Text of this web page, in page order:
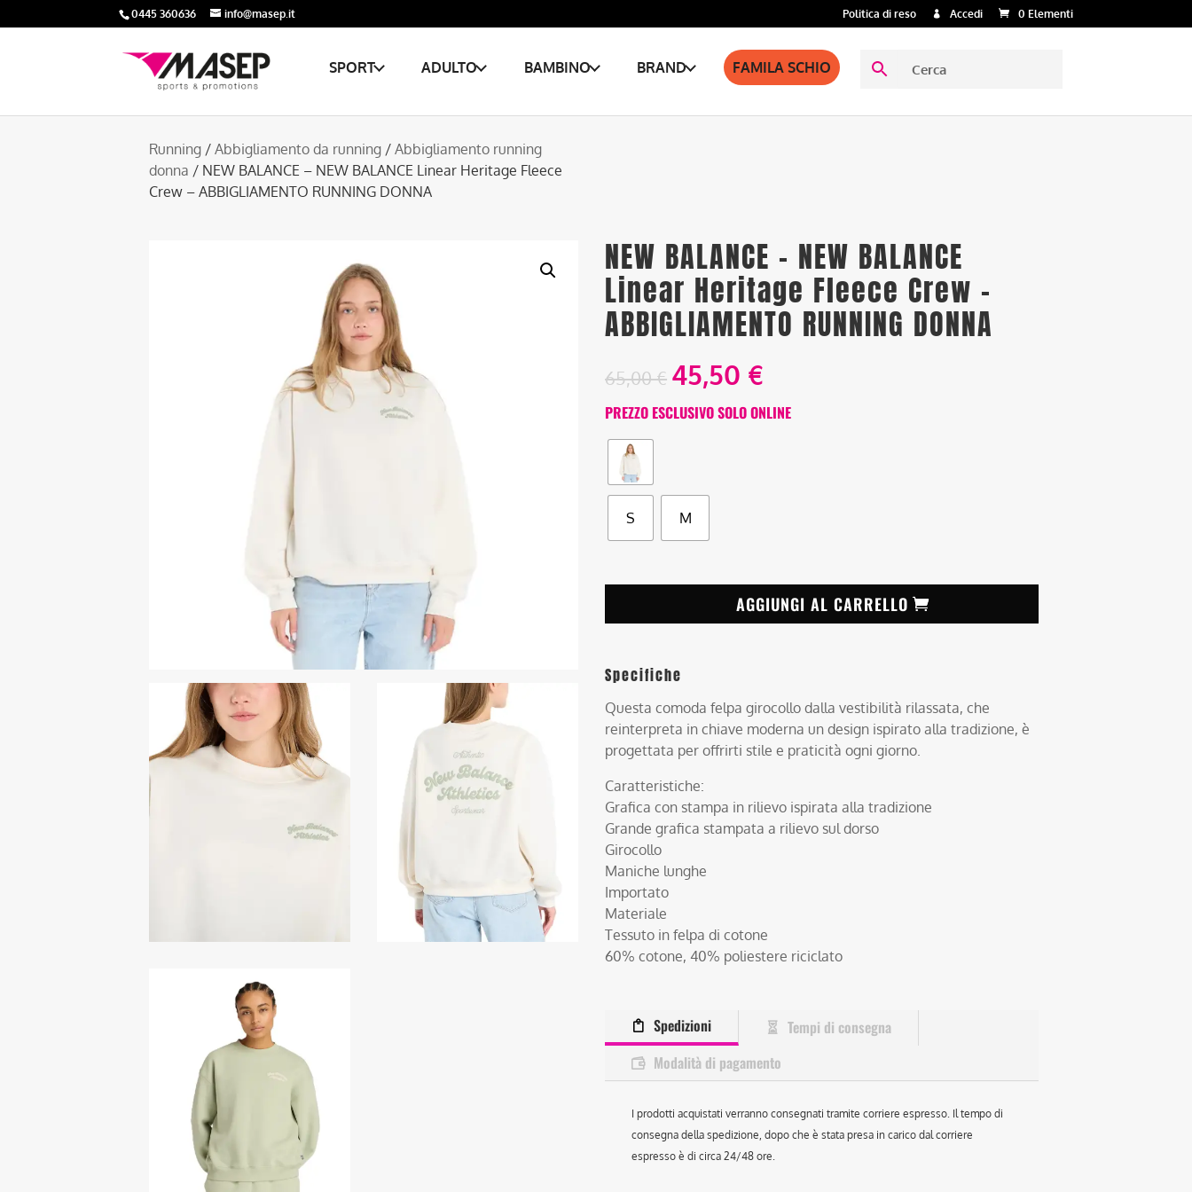
0445 360636 info@masep.it Politica di reso Accedi 0 Elementi
SPORT ADULTO BAMBINO BRAND FAMILA SCHIO
Running / Abbigliamento da running / Abbigliamento running
donna / NEW BALANCE – NEW BALANCE Linear Heritage Fleece
Crew – ABBIGLIAMENTO RUNNING DONNA
NEW BALANCE – NEW BALANCE
Linear Heritage Fleece Crew –
ABBIGLIAMENTO RUNNING DONNA
65,00€ 45,50 €
PREZZO ESCLUSIVO SOLO ONLINE
S M
AGGIUNGI AL CARRELLO
Specifiche
Questa comoda felpa girocollo dalla vestibilità rilassata, che
reinterpreta in chiave moderna un design ispirato alla tradizione, è
progettata per offrirti stile e praticità ogni giorno.
Caratteristiche:
Grafica con stampa in rilievo ispirata alla tradizione
Grande grafica stampata a rilievo sul dorso
Girocollo
Maniche lunghe
Importato
Materiale
Tessuto in felpa di cotone
60% cotone, 40% poliestere riciclato
Spedizioni
Tempi di consegna
Modalità di pagamento
I prodotti acquistati verranno consegnati tramite corriere espresso. Il tempo di
consegna della spedizione, dopo che è stata presa in carico dal corriere
espresso è di circa 24/48 ore.